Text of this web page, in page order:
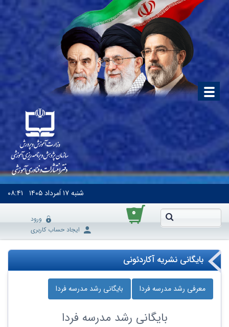
شنبه۱۷ اَمرداد ۱۴۰۵ ۰۸:۴۱
۰
ورود
ایجاد حساب کاربری
بایگانی نشریه آکاردئونی
معرفی رشد مدرسه‌ فردا بایگانی رشد مدرسه‌ فردا
بایگانی رشد مدرسه‌ فردا